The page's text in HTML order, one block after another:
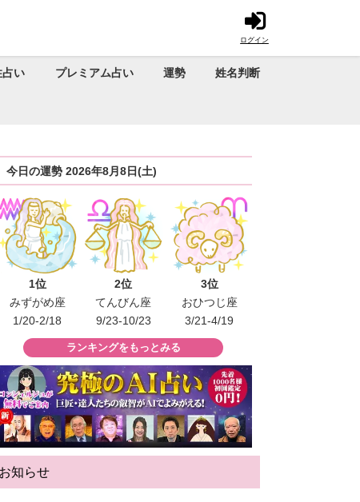
ログイン
占い プレミアム占い 運勢 姓名判断
今日の運勢 2026年8月8日(土)
1位
みずがめ座
1/20-2/18
2位
てんびん座
9/23-10/23
3位
おひつじ座
3/21-4/19
ランキングをもっとみる
お知らせ